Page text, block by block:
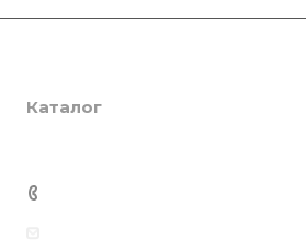
О компании
Отзывы
Каталог
Консалтинг